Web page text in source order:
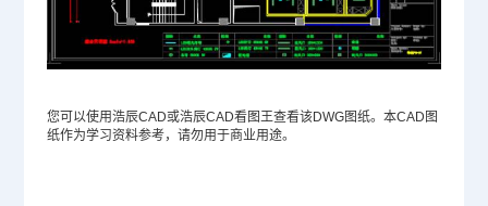
您可以使用浩辰CAD或浩辰CAD看图王查看该DWG图纸。本CAD图
纸作为学习资料参考，请勿用于商业用途。